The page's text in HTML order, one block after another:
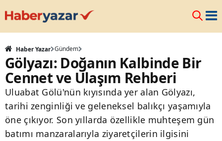
Haber Yazar Gündem
Gölyazı: Doğanın Kalbinde Bir
Cennet ve Ulaşım Rehberi
Uluabat Gölü'nün kıyısında yer alan Gölyazı,
tarihi zenginliği ve geleneksel balıkçı yaşamıyla
öne çıkıyor. Son yıllarda özellikle muhteşem gün
batımı manzaralarıyla ziyaretçilerin ilgisini